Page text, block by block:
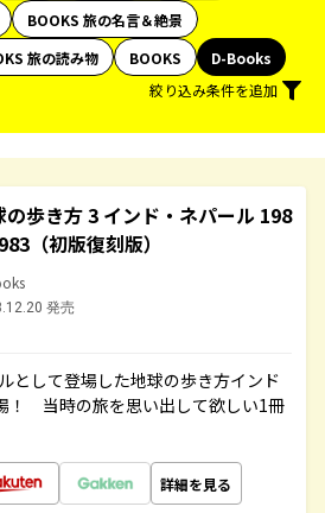
BOOKS 旅の名言＆絶景
旅の読み物 BOOKS
D-Books
絞り込み条件を追加
の歩き方 3 インド・ネパール 198
（初版復刻版）
発売
として登場した地球の歩き方インド
！ 当時の旅を思い出して欲しい1冊
詳細を見る